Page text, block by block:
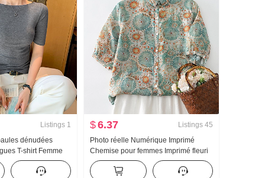
Listings 1
dénudées
T-shirt Femme
Manchon Demi-
dénudées Top
$6.37 Listings 45
Photo réelle Numérique Imprimé
Chemise pour femmes Imprimé fleuri
Chemise Été Nouveau Style français
Style artistique Ample Top des